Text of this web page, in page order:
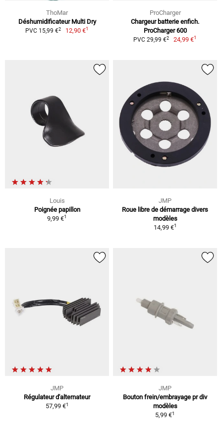
ThoMar
Déshumidificateur Multi Dry
PVC 15,99 €2 12,90 €1
ProCharger
Chargeur batterie enfich.
ProCharger 600
PVC 29,99 €2 24,99 €1
Louis
Poignée papillon
9,99 €1
JMP
Roue libre de démarrage divers
modèles
14,99 €1
JMP
Régulateur d'alternateur
57,99 €1
JMP
Bouton frein/embrayage pr div
modèles
5,99 €1